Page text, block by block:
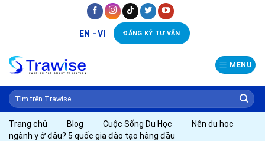
EN VI ĐĂNG KÝ TƯ VẤN
MENU
Trang chủ Blog Cuộc Sống Du Học
Nên du học
ngành y ở đâu? 5 quốc gia đào tạo hàng đầu